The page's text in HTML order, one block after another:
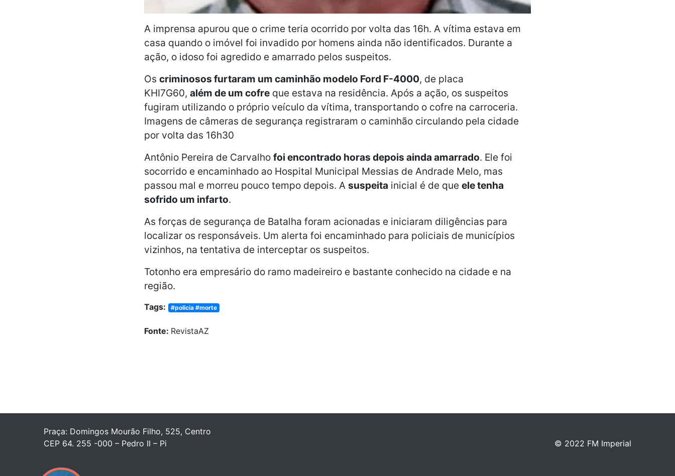
A imprensa apurou que o crime teria ocorrido por volta das 16h. A vítima estava em
casa quando o imóvel foi invadido por homens ainda não identificados. Durante a
ação, o idoso foi agredido e amarrado pelos suspeitos.
Os criminosos furtaram um caminhão modelo Ford F-4000, de placa
KHI7G60, além de um cofre que estava na residência. Após a ação, os suspeitos
fugiram utilizando o próprio veículo da vítima, transportando o cofre na carroceria.
Imagens de câmeras de segurança registraram o caminhão circulando pela cidade
por volta das 16h30
Antônio Pereira de Carvalho foi encontrado horas depois ainda amarrado. Ele foi
socorrido e encaminhado ao Hospital Municipal Messias de Andrade Melo, mas
passou mal e morreu pouco tempo depois. A suspeita inicial é de que ele tenha
sofrido um infarto.
As forças de segurança de Batalha foram acionadas e iniciaram diligências para
localizar os responsáveis. Um alerta foi encaminhado para policiais de municípios
vizinhos, na tentativa de interceptar os suspeitos.
Totonho era empresário do ramo madeireiro e bastante conhecido na cidade e na
região.
Tags: #policia #morte
Fonte: RevistaAZ
Praça: Domingos Mourão Filho, 525, Centro
CEP 64. 255 -000 – Pedro II – Pi
© 2022 FM Imperial